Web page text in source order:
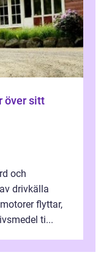
över sitt
och
drivkälla
flyttar,
ti...